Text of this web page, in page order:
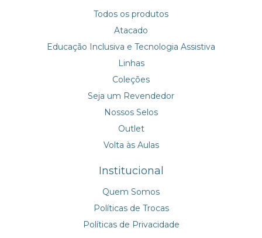
Todos os produtos
Atacado
Educação Inclusiva e Tecnologia Assistiva
Linhas
Coleções
Seja um Revendedor
Nossos Selos
Outlet
Volta às Aulas
Institucional
Quem Somos
Políticas de Trocas
Políticas de Privacidade